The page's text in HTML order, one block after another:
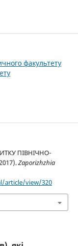
факультету
ПІВНІЧНО-
Zaporizhzhia
article/view/320